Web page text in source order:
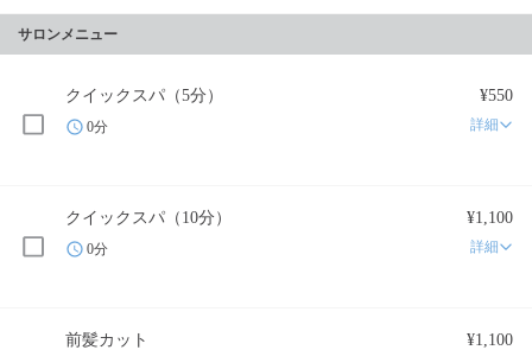
サロンメニュー
クイックスパ（5分） ¥550
0分 詳細
クイックスパ（10分） ¥1,100
0分 詳細
前髪カット ¥1,100